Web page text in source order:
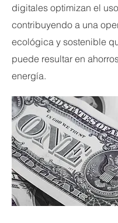
digitales optimizan el
contribuyendo a una
ecológica y sostenible
puede resultar en
energía.